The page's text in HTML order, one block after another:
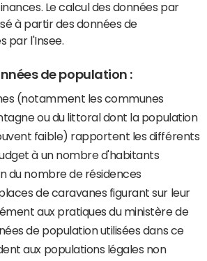
Le calcul des données par
à partir des données de
par l'Insee.
de population :
(notamment les communes
ou du littoral dont la population
faible) rapportent les différents
à un nombre d'habitants
du nombre de résidences
de caravanes figurant sur leur
aux pratiques du ministère de
de population utilisées dans ce
aux populations légales non